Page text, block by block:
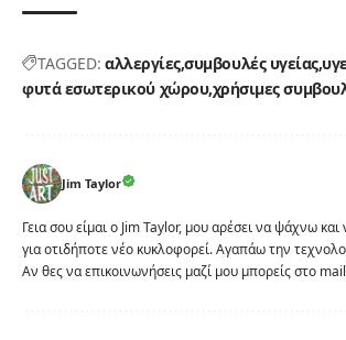
TAGGED: αλλεργίεςσυμβουλές υγείας
φυτά εσωτερικού χώρου χρήσιμες
Jim Taylor
Γεια σου είμαι ο Jim Taylor, μου αρέσει να ψάχνω
για οτιδήποτε νέο κυκλοφορεί. Αγαπάω την
Αν θες να επικοινωνήσεις μαζί μου μπορείς στο